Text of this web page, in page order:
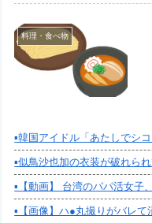
料理・食べ物
▪️韓国アイドル「あたしでシ
▪️似鳥沙也加の衣装が破れら
▪️【動画】 台湾のパパ活女子
▪️【画像】ハ●丸撮りがバレて